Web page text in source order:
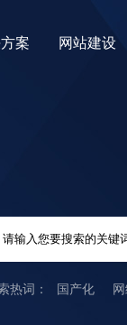
案 网站建设
国产化